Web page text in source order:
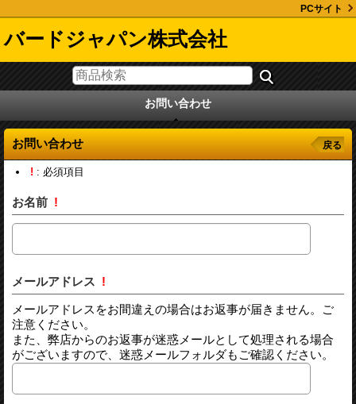
PCサイト
バードジャパン株式会社
お問い合わせ
お問い合わせ 戻る
! : 必須項目
お名前 !
メールアドレス !
メールアドレスをお間違えの場合はお返事が届きません。ご
注意ください。
また、弊店からのお返事が迷惑メールとして処理される場合
がございますので、迷惑メールフォルダもご確認ください。